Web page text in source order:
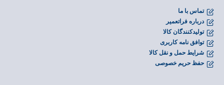
تماس با ما
درباره فراتعمیر
تولیدکنندگان کالا
توافق نامه کاربری
شرایط حمل و نقل کالا
حفظ حریم خصوصی